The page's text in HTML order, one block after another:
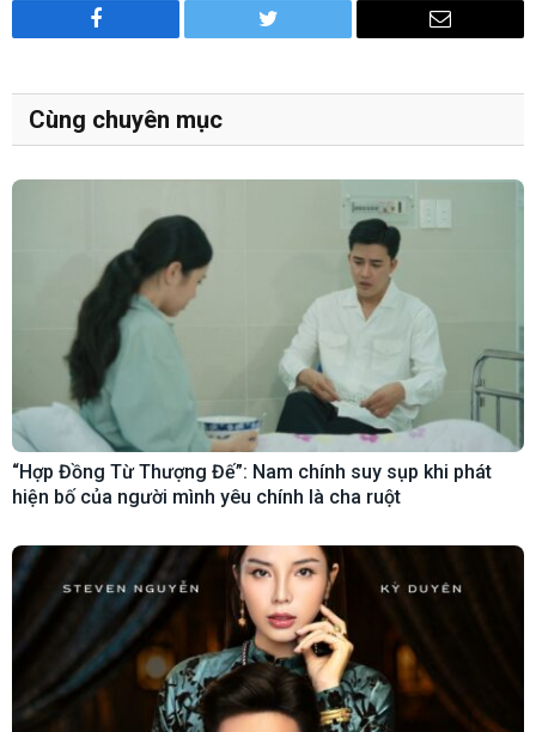
Facebook Twitter Email
Cùng chuyên mục
“Hợp Đồng Từ Thượng Đế”: Nam chính suy sụp khi phát
hiện bố của người mình yêu chính là cha ruột